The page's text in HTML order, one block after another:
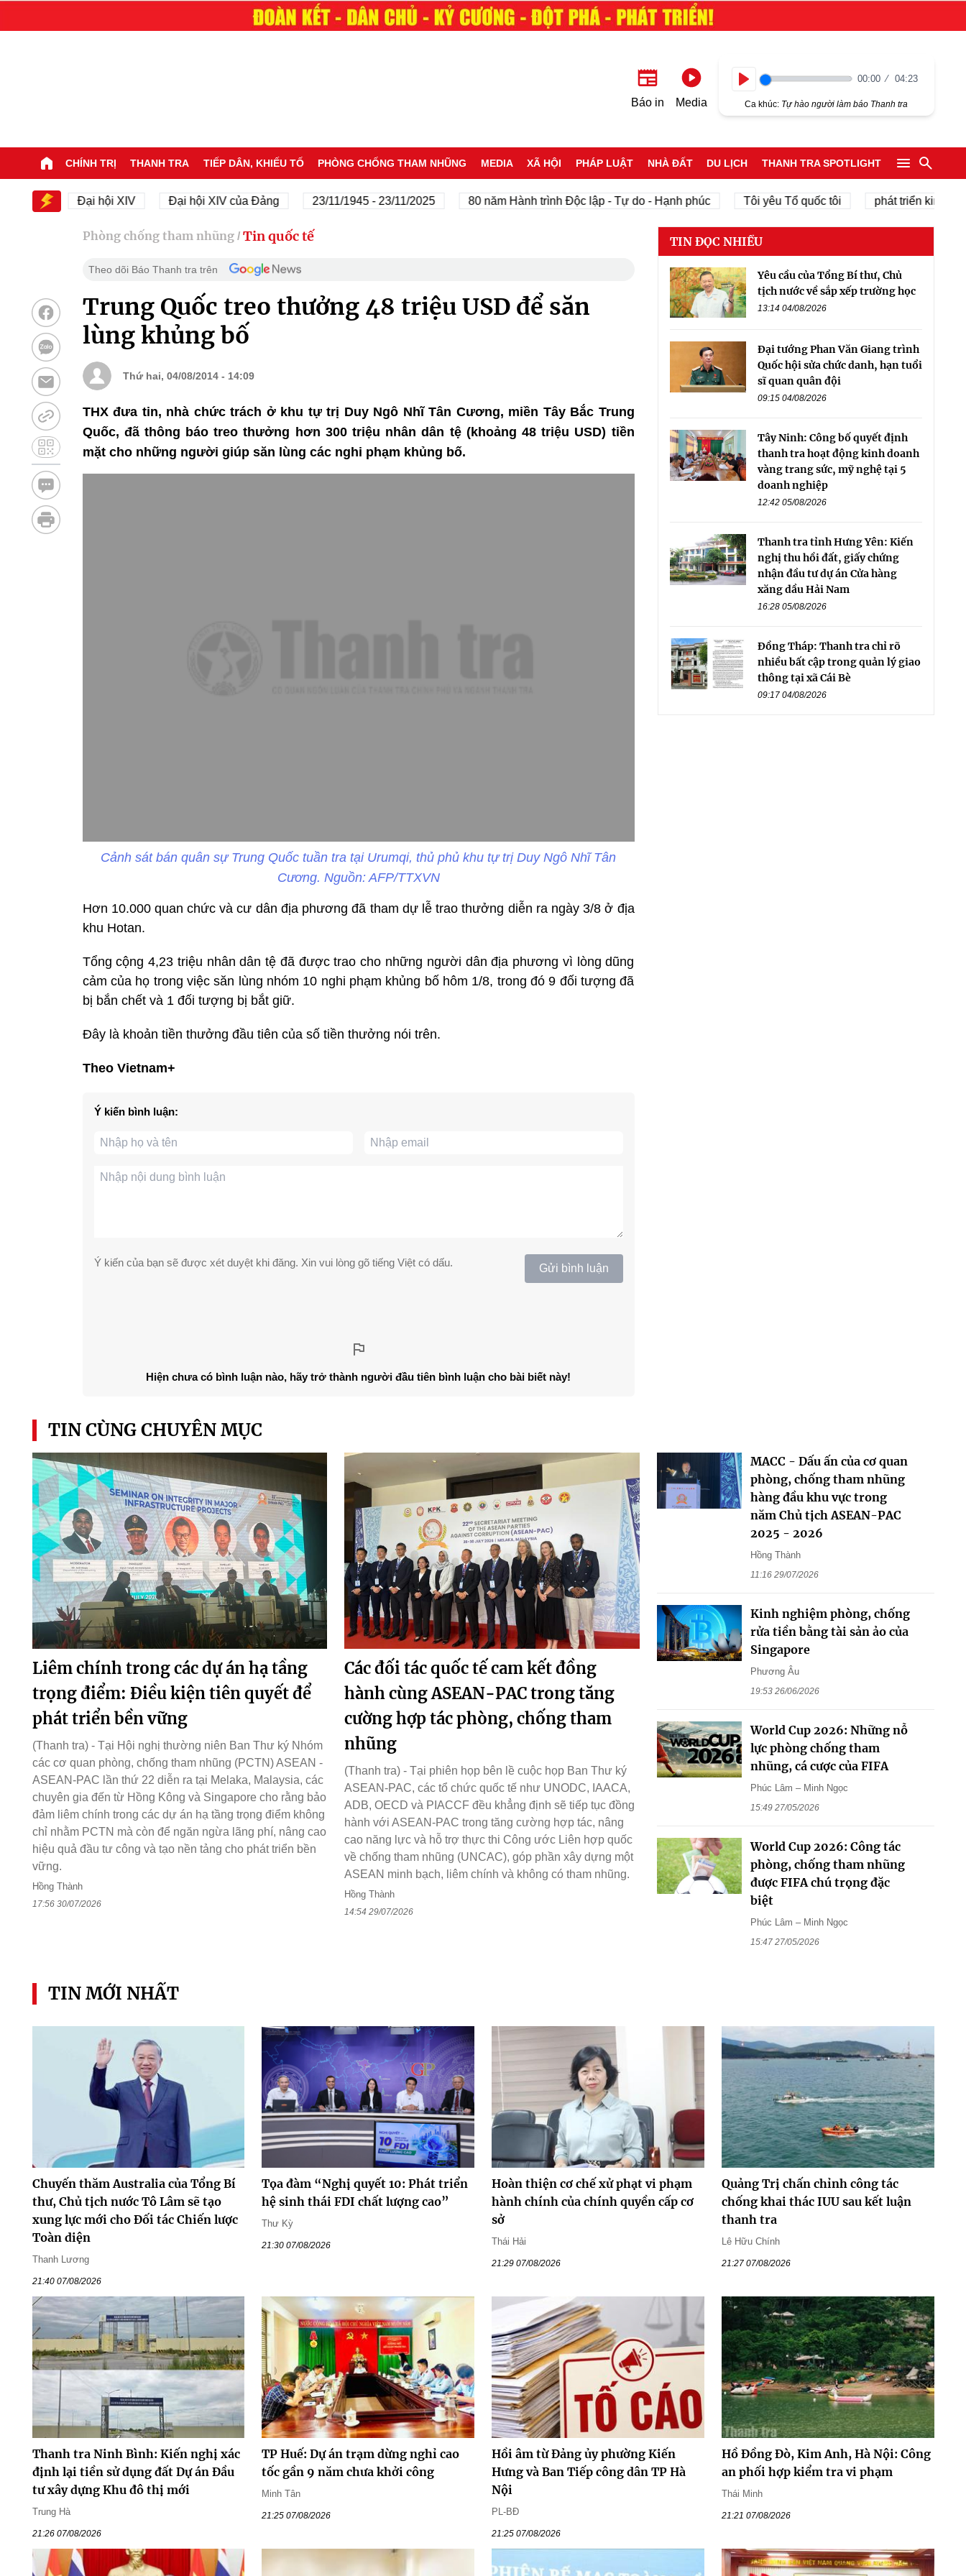
Báo in Media
00:00 04:23
Ca khúc: Tự hào người làm báo Thanh tra
CHÍNH TRỊ THANH TRA TIẾP DÂN, KHIẾU TỐ PHÒNG CHỐNG THAM NHŨNG MEDIA XÃ HỘI PHÁP LUẬT NHÀ ĐẤT DU LỊCH THANH TRA SPOTLIGHT
Đại hội XIV Đại hội XIV của Đảng 23/11/1945 - 23/11/2025 80 năm Hành trình Độc lập - Tự do - Hạnh phúc Tôi yêu Tổ quốc tôi phát triển kinh tế tư nhân
Phòng chống tham nhũng / Tin quốc tế
Theo dõi Báo Thanh tra trên
Trung Quốc treo thưởng 48 triệu USD để săn
lùng khủng bố
Thứ hai, 04/08/2014 - 14:09
THX đưa tin, nhà chức trách ở khu tự trị Duy Ngô Nhĩ Tân Cương, miền Tây Bắc Trung
Quốc, đã thông báo treo thưởng hơn 300 triệu nhân dân tệ (khoảng 48 triệu USD) tiền
mặt cho những người giúp săn lùng các nghi phạm khủng bố.
Cảnh sát bán quân sự Trung Quốc tuần tra tại Urumqi, thủ phủ khu tự trị Duy Ngô Nhĩ Tân
Cương. Nguồn: AFP/TTXVN
Hơn 10.000 quan chức và cư dân địa phương đã tham dự lễ trao thưởng diễn ra ngày 3/8 ở địa
khu Hotan.
Tổng cộng 4,23 triệu nhân dân tệ đã được trao cho những người dân địa phương vì lòng dũng
cảm của họ trong việc săn lùng nhóm 10 nghi phạm khủng bố hôm 1/8, trong đó 9 đối tượng đã
bị bắn chết và 1 đối tượng bị bắt giữ.
Đây là khoản tiền thưởng đầu tiên của số tiền thưởng nói trên.
Theo Vietnam+
Ý kiến bình luận:
Ý kiến của bạn sẽ được xét duyệt khi đăng. Xin vui lòng gõ tiếng Việt có dấu. Gửi bình luận
Hiện chưa có bình luận nào, hãy trở thành người đầu tiên bình luận cho bài biết này!
TIN ĐỌC NHIỀU
Yêu cầu của Tổng Bí thư, Chủ
tịch nước về sắp xếp trường học
13:14 04/08/2026
Đại tướng Phan Văn Giang trình
Quốc hội sửa chức danh, hạn tuổi
sĩ quan quân đội
09:15 04/08/2026
Tây Ninh: Công bố quyết định
thanh tra hoạt động kinh doanh
vàng trang sức, mỹ nghệ tại 5
doanh nghiệp
12:42 05/08/2026
Thanh tra tỉnh Hưng Yên: Kiến
nghị thu hồi đất, giấy chứng
nhận đầu tư dự án Cửa hàng
xăng dầu Hải Nam
16:28 05/08/2026
Đồng Tháp: Thanh tra chỉ rõ
nhiều bất cập trong quản lý giao
thông tại xã Cái Bè
09:17 04/08/2026
TIN CÙNG CHUYÊN MỤC
Liêm chính trong các dự án hạ tầng
trọng điểm: Điều kiện tiên quyết để
phát triển bền vững
(Thanh tra) - Tại Hội nghị thường niên Ban Thư ký Nhóm
các cơ quan phòng, chống tham nhũng (PCTN) ASEAN -
ASEAN-PAC lần thứ 22 diễn ra tại Melaka, Malaysia, các
chuyên gia đến từ Hồng Kông và Singapore cho rằng bảo
đảm liêm chính trong các dự án hạ tầng trọng điểm không
chỉ nhằm PCTN mà còn để ngăn ngừa lãng phí, nâng cao
hiệu quả đầu tư công và tạo nền tảng cho phát triển bền
vững.
Hồng Thành
17:56 30/07/2026
Các đối tác quốc tế cam kết đồng
hành cùng ASEAN-PAC trong tăng
cường hợp tác phòng, chống tham
nhũng
(Thanh tra) - Tại phiên họp bên lề cuộc họp Ban Thư ký
ASEAN-PAC, các tổ chức quốc tế như UNODC, IAACA,
ADB, OECD và PIACCF đều khẳng định sẽ tiếp tục đồng
hành với ASEAN-PAC trong tăng cường hợp tác, nâng
cao năng lực và hỗ trợ thực thi Công ước Liên hợp quốc
về chống tham nhũng (UNCAC), góp phần xây dựng một
ASEAN minh bạch, liêm chính và không có tham nhũng.
Hồng Thành
14:54 29/07/2026
MACC - Dấu ấn của cơ quan
phòng, chống tham nhũng
hàng đầu khu vực trong
năm Chủ tịch ASEAN-PAC
2025 - 2026
Hồng Thành
11:16 29/07/2026
Kinh nghiệm phòng, chống
rửa tiền bằng tài sản ảo của
Singapore
Phương Âu
19:53 26/06/2026
World Cup 2026: Những nỗ
lực phòng chống tham
nhũng, cá cược của FIFA
Phúc Lâm – Minh Ngọc
15:49 27/05/2026
World Cup 2026: Công tác
phòng, chống tham nhũng
được FIFA chú trọng đặc
biệt
Phúc Lâm – Minh Ngọc
15:47 27/05/2026
TIN MỚI NHẤT
Chuyến thăm Australia của Tổng Bí
thư, Chủ tịch nước Tô Lâm sẽ tạo
xung lực mới cho Đối tác Chiến lược
Toàn diện
Thanh Lương
21:40 07/08/2026
Tọa đàm “Nghị quyết 10: Phát triển
hệ sinh thái FDI chất lượng cao”
Thư Kỳ
21:30 07/08/2026
Hoàn thiện cơ chế xử phạt vi phạm
hành chính của chính quyền cấp cơ
sở
Thái Hải
21:29 07/08/2026
Quảng Trị chấn chỉnh công tác
chống khai thác IUU sau kết luận
thanh tra
Lê Hữu Chính
21:27 07/08/2026
Thanh tra Ninh Bình: Kiến nghị xác
định lại tiền sử dụng đất Dự án Đầu
tư xây dựng Khu đô thị mới
Trung Hà
21:26 07/08/2026
TP Huế: Dự án trạm dừng nghỉ cao
tốc gần 9 năm chưa khởi công
Minh Tân
21:25 07/08/2026
Hồi âm từ Đảng ủy phường Kiến
Hưng và Ban Tiếp công dân TP Hà
Nội
PL-BĐ
21:25 07/08/2026
Hồ Đồng Đò, Kim Anh, Hà Nội: Công
an phối hợp kiểm tra vi phạm
Thái Minh
21:21 07/08/2026